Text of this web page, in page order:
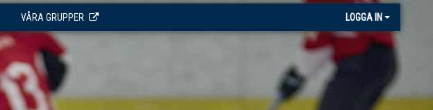
VÅRA GRUPPER LOGGA IN